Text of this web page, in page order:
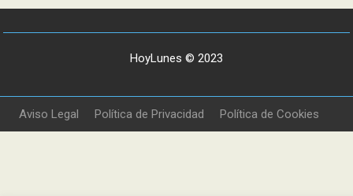
HoyLunes © 2023
Aviso Legal Política de Privacidad Política de Cookies